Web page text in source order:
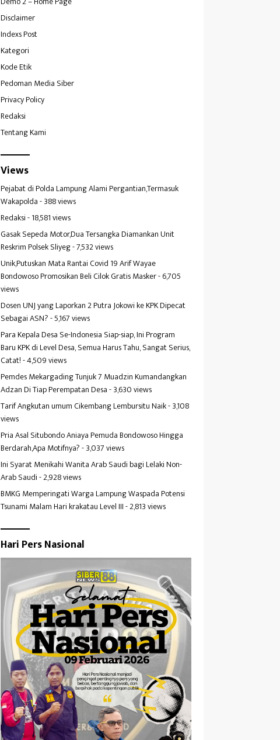
Disclaimer
Indexs Post
Kategori
Kode Etik
Pedoman Media Siber
Privacy Policy
Redaksi
Tentang Kami
Views
Pejabat di Polda Lampung Alami Pergantian,Termasuk
Wakapolda- 388 views
Redaksi- 18,581 views
Gasak Sepeda Motor,Dua Tersangka Diamankan Unit
Reskrim Polsek Sliyeg- 7,532 views
Unik,Putuskan Mata Rantai Covid 19 Arif Wayae
Bondowoso Promosikan Beli Cilok Gratis Masker- 6,705
views
Dosen UNJ yang Laporkan 2 Putra Jokowi ke KPK Dipecat
Sebagai ASN?- 5,167 views
Para Kepala Desa Se-Indonesia Siap-siap, Ini Program
Baru KPK di Level Desa, Semua Harus Tahu, Sangat Serius,
Catat!- 4,509 views
Pemdes Mekargading Tunjuk 7 Muadzin Kumandangkan
Adzan Di Tiap Perempatan Desa- 3,630 views
Tarif Angkutan umum Cikembang Lembursitu Naik- 3,108
views
Pria Asal Situbondo Aniaya Pemuda Bondowoso Hingga
Berdarah,Apa Motifnya?- 3,037 views
Ini Syarat Menikahi Wanita Arab Saudi bagi Lelaki Non-
Arab Saudi- 2,928 views
BMKG Memperingati Warga Lampung Waspada Potensi
Tsunami Malam Hari krakatau Level III- 2,813 views
Hari Pers Nasional